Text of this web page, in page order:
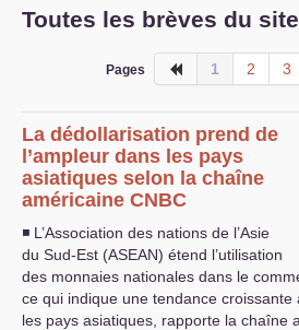
Toutes les brèves du site
Pages 1 2 3
La dédollarisation prend de
l’ampleur dans les pays
asiatiques selon la chaîne
américaine CNBC
◾ L’Association des nations de l’Asie
du Sud-Est (ASEAN) étend l’utilisation
des monnaies nationales dans le
ce qui indique une tendance
les pays asiatiques, rapporte la chaîne